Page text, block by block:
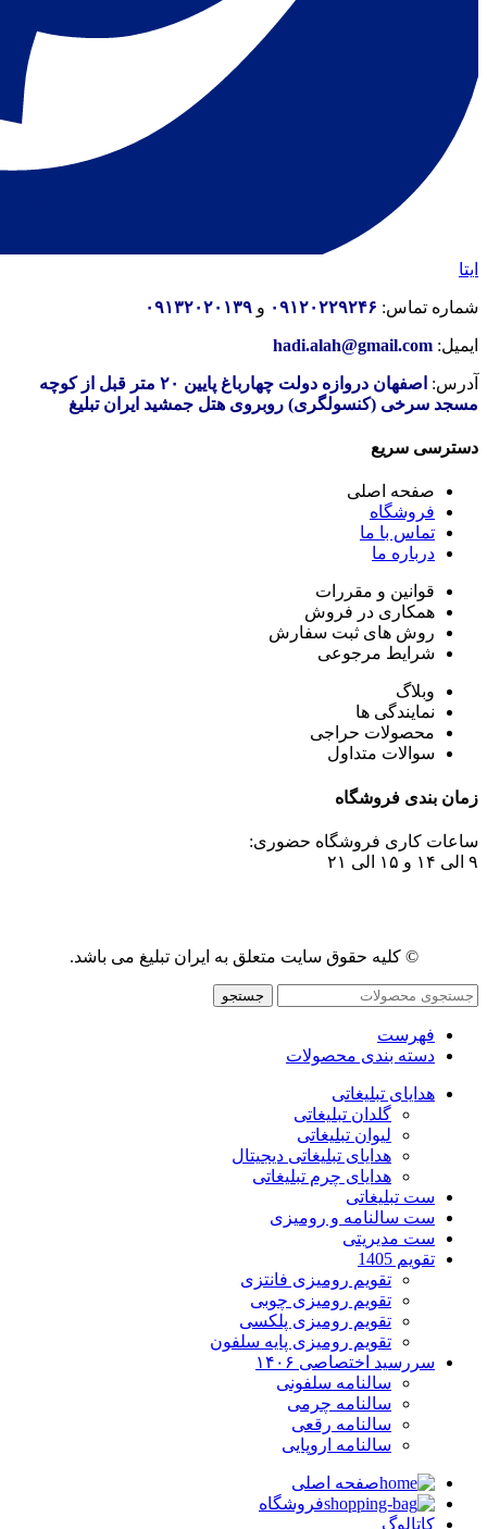
ایتا
شماره تماس: ۰۹۱۲۰۲۲۹۲۴۶ و ۰۹۱۳۲۰۲۰۱۳۹
ایمیل: hadi.alah@gmail.com
آدرس:
اصفهان دروازه دولت چهارباغ پایین ۲۰ متر قبل از کوچه
مسجد سرخی (کنسولگری) روبروی هتل جمشید ایران تبلیغ
دسترسی سریع
صفحه اصلی
فروشگاه
تماس با ما
درباره ما
قوانین و مقررات
همکاری در فروش
روش های ثبت سفارش
شرایط مرجوعی
وبلاگ
نمایندگی ها
محصولات حراجی
سوالات متداول
زمان بندی فروشگاه
ساعات کاری فروشگاه حضوری:
۹ الی ۱۴ و ۱۵ الی ۲۱
© کلیه حقوق سایت متعلق به ایران تبلیغ می باشد.
جستجو
فهرست
دسته بندی محصولات
هدایای تبلیغاتی
گلدان تبلیغاتی
لیوان تبلیغاتی
هدایای تبلیغاتی دیجیتال
هدایای چرم تبلیغاتی
ست تبلیغاتی
ست سالنامه و رومیزی
ست مدیریتی
تقویم 1405
تقویم رومیزی فانتزی
تقویم رومیزی چوبی
تقویم رومیزی پلکسی
تقویم رومیزی پایه سلفون
سررسید اختصاصی ۱۴۰۶
سالنامه سلفونی
سالنامه چرمی
سالنامه رقعی
سالنامه اروپایی
صفحه اصلی
فروشگاه
کاتالوگ